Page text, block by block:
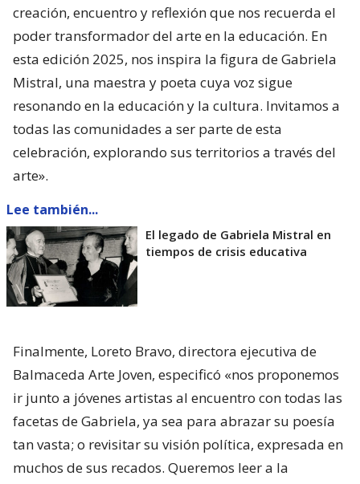
creación, encuentro y reflexión que nos recuerda el
poder transformador del arte en la educación. En
esta edición 2025, nos inspira la figura de Gabriela
Mistral, una maestra y poeta cuya voz sigue
resonando en la educación y la cultura. Invitamos a
todas las comunidades a ser parte de esta
celebración, explorando sus territorios a través del
arte».
Lee también...
El legado de Gabriela Mistral en
tiempos de crisis educativa
Finalmente, Loreto Bravo, directora ejecutiva de
Balmaceda Arte Joven, especificó «nos proponemos
ir junto a jóvenes artistas al encuentro con todas las
facetas de Gabriela, ya sea para abrazar su poesía
tan vasta; o revisitar su visión política, expresada en
muchos de sus recados. Queremos leer a la